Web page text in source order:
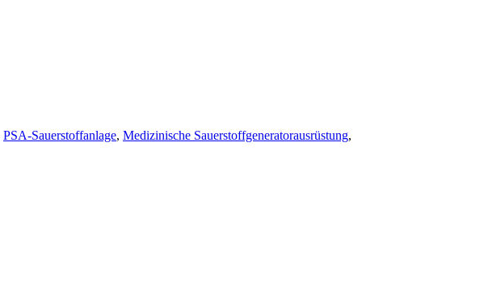
PSA-Sauerstoffanlage, Medizinische Sauerstoffgeneratorausrüstung,